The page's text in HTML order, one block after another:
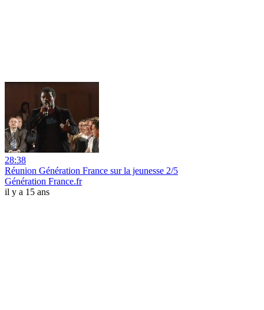
28:38
Réunion Génération France sur la jeunesse 2/5
Génération France.fr
il y a 15 ans